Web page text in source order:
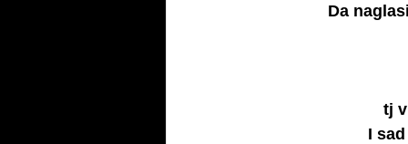
Da
tj
I